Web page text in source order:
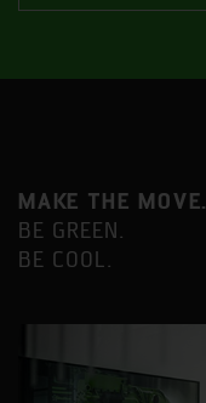
MAKE THE MOVE.
BE GREEN.
BE COOL.